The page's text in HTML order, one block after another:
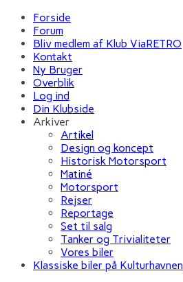
Forside
Forum
Bliv medlem af Klub ViaRETRO
Kontakt
Ny Bruger
Overblik
Log ind
Din Klubside
Arkiver
Artikel
Design og koncept
Historisk Motorsport
Matiné
Motorsport
Rejser
Reportage
Set til salg
Tanker og Trivialiteter
Vores biler
Klassiske biler på Kulturhavnen